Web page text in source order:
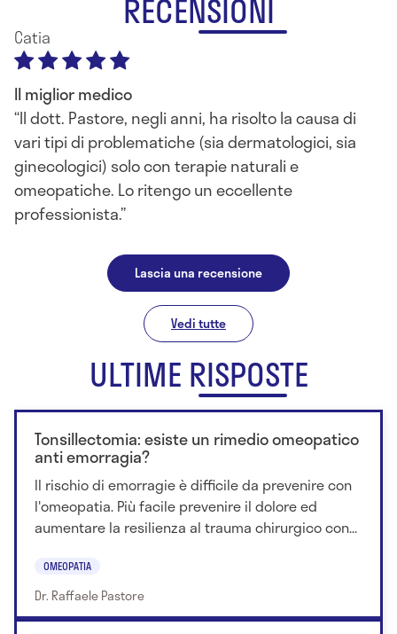
RECENSIONI
Catia
Il miglior medico
Il dott. Pastore, negli anni, ha risolto la causa di
vari tipi di problematiche (sia dermatologici, sia
ginecologici) solo con terapie naturali e
omeopatiche. Lo ritengo un eccellente
professionista.
Lascia una recensione
Vedi tutte
ULTIME RISPOSTE
Tonsillectomia: esiste un rimedio omeopatico
anti emorragia?
Il rischio di emorragie è difficile da prevenire con
l'omeopatia. Più facile prevenire il dolore ed
aumentare la resilienza al trauma chirurgico con...
OMEOPATIA
Dr. Raffaele Pastore